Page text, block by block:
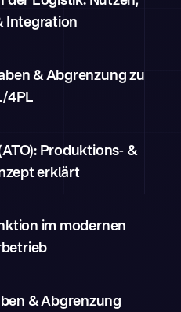
Integration
& Abgrenzung zu
4PL
Produktions- &
erklärt
im modernen
& Abgrenzung